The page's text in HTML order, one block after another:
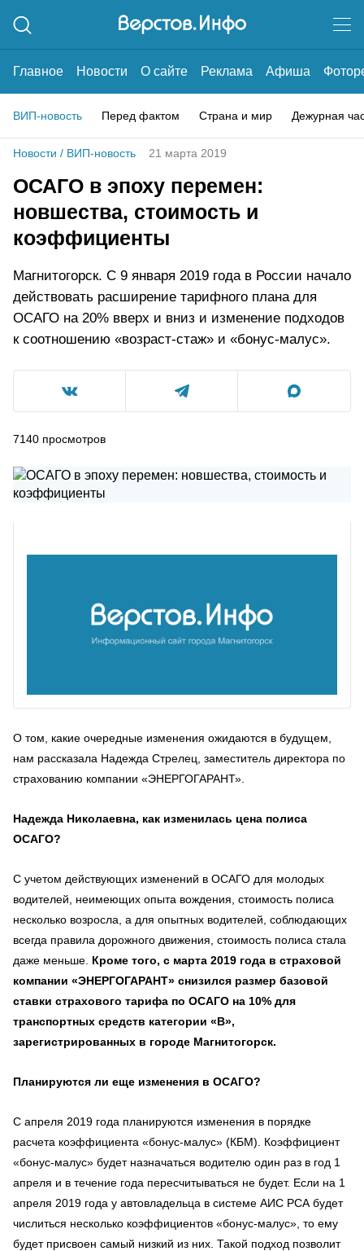
Главное Новости О сайте Реклама Афиша
ВИП-новость Перед фактом Страна и мир Дежурная
Новости / ВИП-новость 21 марта 2019
ОСАГО в эпоху перемен:
новшества, стоимость и
коэффициенты
Магнитогорск. С 9 января 2019 года в России начало
действовать расширение тарифного плана для
ОСАГО на 20% вверх и вниз и изменение подходов
к соотношению «возраст-стаж» и «бонус-малус».
7140 просмотров
О том, какие очередные изменения ожидаются в будущем,
нам рассказала Надежда Стрелец, заместитель директора по
страхованию компании «ЭНЕРГОГАРАНТ».
Надежда Николаевна, как изменилась цена полиса
ОСАГО?
С учетом действующих изменений в ОСАГО для молодых
водителей, неимеющих опыта вождения, стоимость полиса
несколько возросла, а для опытных водителей, соблюдающих
всегда правила дорожного движения, стоимость полиса стала
даже меньше. Кроме того, с марта 2019 года в страховой
компании «ЭНЕРГОГАРАНТ» снизился размер базовой
ставки страхового тарифа по ОСАГО на 10% для
транспортных средств категории «В»,
зарегистрированных в городе Магнитогорск.
Планируются ли еще изменения в ОСАГО?
С апреля 2019 года планируются изменения в порядке
расчета коэффициента «бонус-малус» (КБМ). Коэффициент
«бонус-малус» будет назначаться водителю один раз в год 1
апреля и в течение года пересчитываться не будет. Если на 1
апреля 2019 года у автовладельца в системе АИС РСА будет
числиться несколько коэффициентов «бонус-малус», то ему
будет присвоен самый низкий из них. Такой подход позволит